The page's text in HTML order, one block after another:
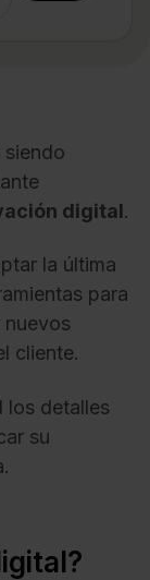
siendo
digital.
la última
para
nuevos
cliente.
los detalles
su